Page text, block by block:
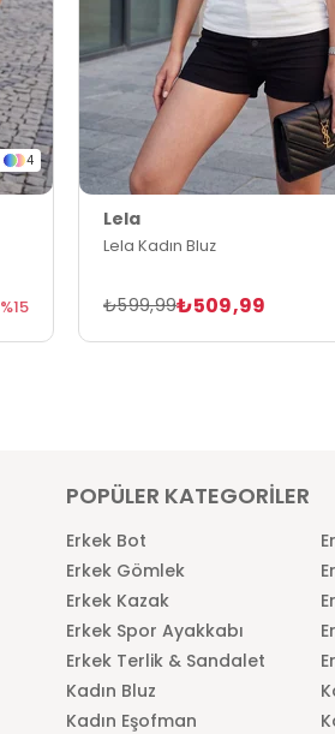
4
%15
Lela
Lela Kadın Bluz
₺509,99
₺599,99
POPÜLER KATEGORİLER
Erkek Bot
Erkek Gömlek
Erkek Kazak
Erkek Spor Ayakkabı
Erkek Terlik & Sandalet
Kadın Bluz
Kadın Eşofman